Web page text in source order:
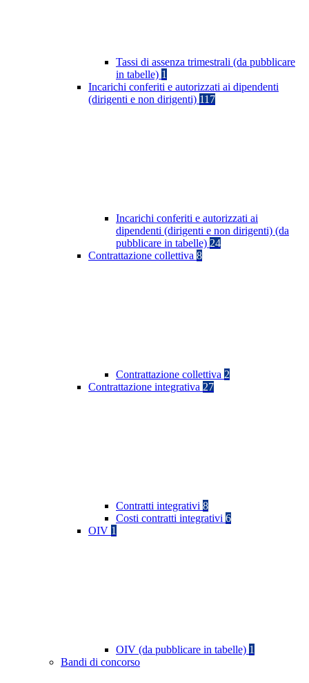
Tassi di assenza trimestrali (da pubblicare
in tabelle) 1
Incarichi conferiti e autorizzati ai dipendenti
(dirigenti e non dirigenti) 117
Incarichi conferiti e autorizzati ai
dipendenti (dirigenti e non dirigenti) (da
pubblicare in tabelle) 24
Contrattazione collettiva 8
Contrattazione collettiva 2
Contrattazione integrativa 27
Contratti integrativi 8
Costi contratti integrativi 6
OIV 1
OIV (da pubblicare in tabelle) 1
Bandi di concorso